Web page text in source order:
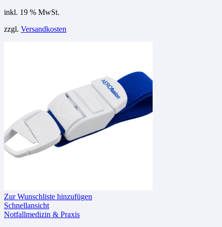
inkl. 19 % MwSt.
zzgl. Versandkosten
Zur Wunschliste hinzufügen
Schnellansicht
Notfallmedizin & Praxis